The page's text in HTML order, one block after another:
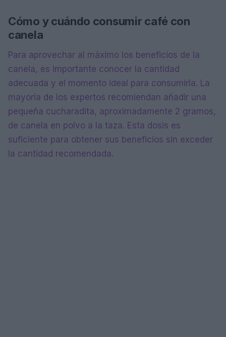
Cómo y cuándo consumir café con
canela
Para aprovechar al máximo los beneficios de la
canela, es importante conocer la cantidad
adecuada y el momento ideal para consumirla. La
mayoría de los expertos recomiendan añadir una
pequeña cucharadita, aproximadamente 2 gramos,
de canela en polvo a la taza. Esta dosis es
suficiente para obtener sus beneficios sin exceder
la cantidad recomendada.